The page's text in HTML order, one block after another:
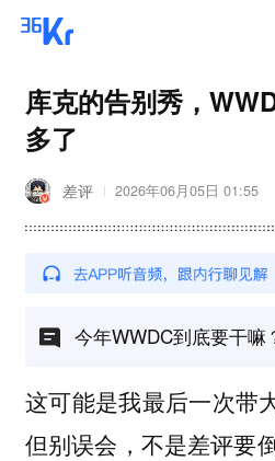
库克的告别秀，
多了
差评 2026年06月05日 01:55
今年WWDC到底要干嘛
这可能是我最后一次带
但别误会，不是差评要